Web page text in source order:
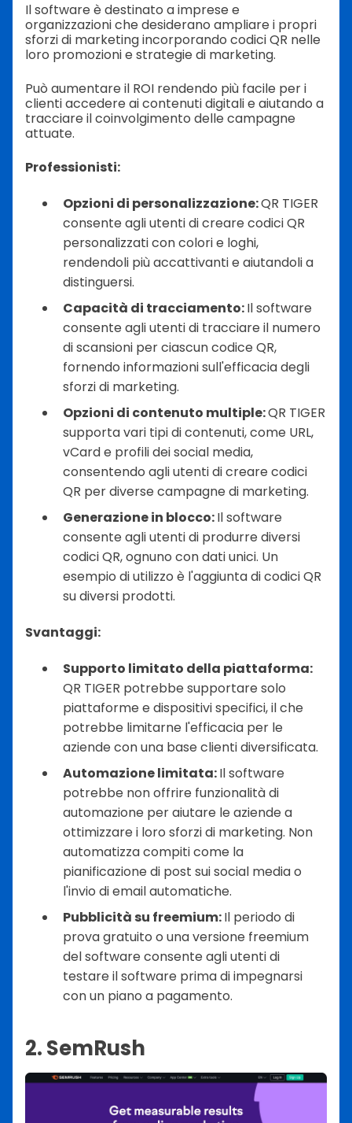
Il software è destinato a imprese e
organizzazioni che desiderano ampliare i propri
sforzi di marketing incorporando codici QR nelle
loro promozioni e strategie di marketing.
Può aumentare il ROI rendendo più facile per i
clienti accedere ai contenuti digitali e aiutando a
tracciare il coinvolgimento delle campagne
attuate.
Professionisti:
Opzioni di personalizzazione:QR TIGER
consente agli utenti di creare codici QR
personalizzati con colori e loghi,
rendendoli più accattivanti e aiutandoli a
distinguersi.
Capacità di tracciamento:Il software
consente agli utenti di tracciare il numero
di scansioni per ciascun codice QR,
fornendo informazioni sull'efficacia degli
sforzi di marketing.
Opzioni di contenuto multiple:QR TIGER
supporta vari tipi di contenuti, come URL,
vCard e profili dei social media,
consentendo agli utenti di creare codici
QR per diverse campagne di marketing.
Generazione in blocco:Il software
consente agli utenti di produrre diversi
codici QR, ognuno con dati unici. Un
esempio di utilizzo è l'aggiunta di codici QR
su diversi prodotti.
Svantaggi:
Supporto limitato della piattaforma:
QR TIGER potrebbe supportare solo
piattaforme e dispositivi specifici, il che
potrebbe limitarne l'efficacia per le
aziende con una base clienti diversificata.
Automazione limitata:Il software
potrebbe non offrire funzionalità di
automazione per aiutare le aziende a
ottimizzare i loro sforzi di marketing. Non
automatizza compiti come la
pianificazione di post sui social media o
l'invio di email automatiche.
Pubblicità su freemium:Il periodo di
prova gratuito o una versione freemium
del software consente agli utenti di
testare il software prima di impegnarsi
con un piano a pagamento.
2. SemRush